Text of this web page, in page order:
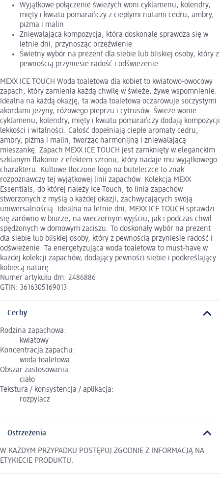
Wyjątkowe połączenie świeżych woni cyklamenu, kolendry,
mięty i kwiatu pomarańczy z ciepłymi nutami cedru, ambry,
piżma i malin
Zniewalająca kompozycja, która doskonale sprawdza się w
letnie dni, przynosząc orzeźwienie
Świetny wybór na prezent dla siebie lub bliskiej osoby, który z
pewnością przyniesie radość i odświeżenie
MEXX ICE TOUCH Woda toaletowa dla kobiet to kwiatowo-owocowy
zapach, który zamienia każdą chwilę w świeże, żywe wspomnienie.
Idealna na każdą okazję, ta woda toaletowa oczarowuje soczystymi
akordami jeżyny, różowego pieprzu i cytrusów. Świeże wonie
cyklamenu, kolendry, mięty i kwiatu pomarańczy dodają kompozycji
lekkości i witalności. Całość dopełniają ciepłe aromaty cedru,
ambry, piżma i malin, tworząc harmonijną i zniewalającą
mieszankę. Zapach MEXX ICE TOUCH jest zamknięty w eleganckim
szklanym flakonie z efektem szronu, który nadaje mu wyjątkowego
charakteru. Kultowe tłoczone logo na buteleczce to znak
rozpoznawczy tej wyjątkowej linii zapachów. Kolekcja MEXX
Essentials, do której należy Ice Touch, to linia zapachów
stworzonych z myślą o każdej okazji, zachwycających swoją
uniwersalnością. Idealna na letnie dni, MEXX ICE TOUCH sprawdzi
się zarówno w biurze, na wieczornym wyjściu, jak i podczas chwil
spędzonych w domowym zaciszu. To doskonały wybór na prezent
dla siebie lub bliskiej osoby, który z pewnością przyniesie radość i
odświeżenie. Ta energetyzująca woda toaletowa to must-have w
każdej kolekcji zapachów, dodający pewności siebie i podkreślający
kobiecą naturę.
Numer artykułu dm: 2486886
GTIN: 3616305169013
Cechy
Rodzina zapachowa:
kwiatowy
Koncentracja zapachu:
woda toaletowa
Obszar zastosowania:
ciało
Tekstura / konsystencja / aplikacja:
rozpylacz
Ostrzeżenia
W KAŻDYM PRZYPADKU POSTĘPUJ ZGODNIE Z INFORMACJĄ NA
ETYKIECIE PRODUKTU.